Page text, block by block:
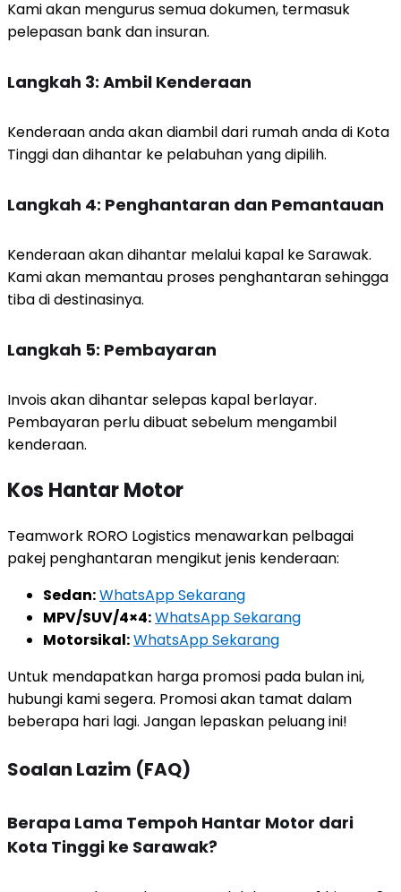
Kami akan mengurus semua dokumen, termasuk
pelepasan bank dan insuran.
Langkah 3: Ambil Kenderaan
Kenderaan anda akan diambil dari rumah anda di Kota
Tinggi dan dihantar ke pelabuhan yang dipilih.
Langkah 4: Penghantaran dan Pemantauan
Kenderaan akan dihantar melalui kapal ke Sarawak.
Kami akan memantau proses penghantaran sehingga
tiba di destinasinya.
Langkah 5: Pembayaran
Invois akan dihantar selepas kapal berlayar.
Pembayaran perlu dibuat sebelum mengambil
kenderaan.
Kos Hantar Motor
Teamwork RORO Logistics menawarkan pelbagai
pakej penghantaran mengikut jenis kenderaan:
Sedan:WhatsApp Sekarang
MPV/SUV/4×4:WhatsApp Sekarang
Motorsikal:WhatsApp Sekarang
Untuk mendapatkan harga promosi pada bulan ini,
hubungi kami segera. Promosi akan tamat dalam
beberapa hari lagi. Jangan lepaskan peluang ini!
Soalan Lazim (FAQ)
Berapa Lama Tempoh Hantar Motor dari
Kota Tinggi ke Sarawak?